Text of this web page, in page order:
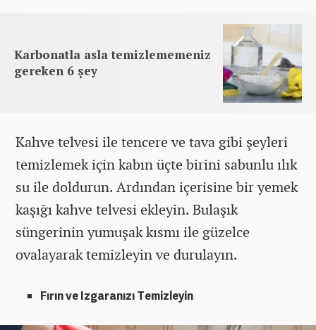
Karbonatla asla temizlememeniz
gereken 6 şey
Kahve telvesi ile tencere ve tava gibi şeyleri
temizlemek için kabın üçte birini sabunlu ılık
su ile doldurun. Ardından içerisine bir yemek
kaşığı kahve telvesi ekleyin. Bulaşık
süngerinin yumuşak kısmı ile güzelce
ovalayarak temizleyin ve durulayın.
Fırın ve Izgaranızı Temizleyin